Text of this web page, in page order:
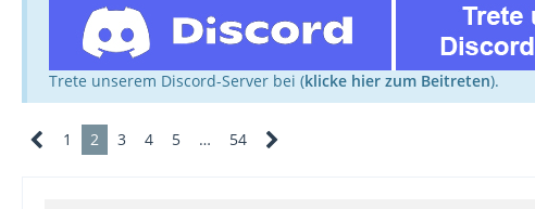
Trete unserem Discord-Server bei (klicke hier zum Beitreten).
1 2 3 4 5 … 54